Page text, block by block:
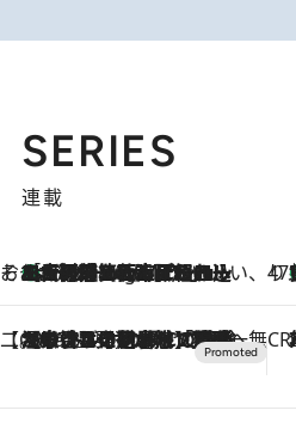
SERIES
連載
そおだよおこの関西おいしい、おやつ紀行
1 Hour Ago
［大阪府箕面市］一皿一皿目の前で仕上げられる、料理を巧みに組み込んだアシェットデセールコース「ミチル アシェット デセール（Michiru assiette dessert）」 47都【和歌山県】この夏
【CREA×星野リゾート】唯一無二。癒しと発見が待つ場所へ
2026.8.7
【トンボの足水浴】ヒノキの香りに包まれて涼感マックス！約13℃の湧水かけ流しを避暑地「星野温泉 トンボの湯」で体験